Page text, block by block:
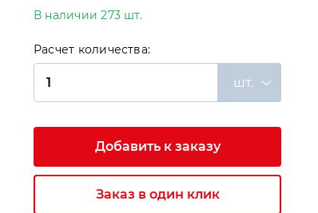
В наличии 273 шт.
Расчет количества:
шт.
Добавить к заказу
Заказ в один клик